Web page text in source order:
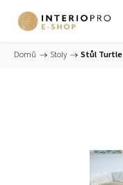
Domů / Stoly / Stůl Turtle